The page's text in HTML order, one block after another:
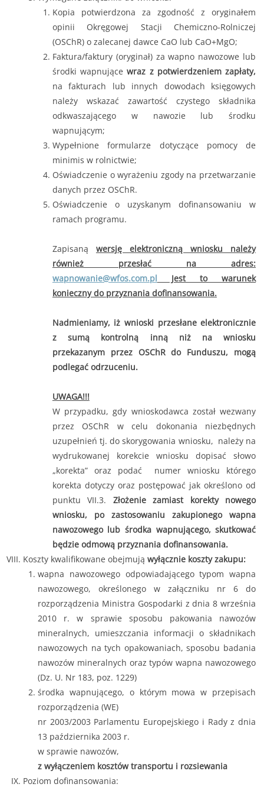
Kopia potwierdzona za zgodność z oryginałem
opinii Okręgowej Stacji Chemiczno-Rolniczej
(OSChR) o zalecanej dawce CaO lub CaO+MgO;
Faktura/faktury (oryginał) za wapno nawozowe lub
środki wapnującewraz z potwierdzeniem zapłaty,
na fakturach lub innych dowodach księgowych
należy wskazać zawartość czystego składnika
odkwaszającego w nawozie lub środku
wapnującym;
Wypełnione formularze dotyczące pomocy de
minimis w rolnictwie;
Oświadczenie o wyrażeniu zgody na przetwarzanie
danych przez OSChR.
Oświadczenie o uzyskanym dofinansowaniu w
ramach programu.
Zapisaną wersję elektroniczną wniosku należy
również przesłać na adres:
wapnowanie@wfos.com.pl Jest to warunek
konieczny do przyznania dofinansowania.
Nadmieniamy, iż wnioski przesłane elektronicznie
z sumą kontrolną inną niż na wniosku
przekazanym przez OSChR do Funduszu, mogą
podlegać odrzuceniu.
UWAGA!!!
W przypadku, gdy wnioskodawca został wezwany
przez OSChR w celu dokonania niezbędnych
uzupełnień tj. do skorygowania wniosku, należy na
wydrukowanej korekcie wniosku dopisać słowo
„korekta” oraz podać numer wniosku którego
korekta dotyczy oraz postępować jak określono od
punktu VII.3. Złożenie zamiast korekty nowego
wniosku, po zastosowaniu zakupionego wapna
nawozowego lub środka wapnującego, skutkować
będzie odmową przyznania dofinansowania.
Koszty kwalifikowane obejmują wyłącznie koszty zakupu:
wapna nawozowego odpowiadającego typom wapna
nawozowego, określonego w załączniku nr 6 do
rozporządzenia Ministra Gospodarki z dnia 8 września
2010 r. w sprawie sposobu pakowania nawozów
mineralnych, umieszczania informacji o składnikach
nawozowych na tych opakowaniach, sposobu badania
nawozów mineralnych oraz typów wapna nawozowego
(Dz. U. Nr 183, poz. 1229)
środka wapnującego, o którym mowa w przepisach
rozporządzenia (WE)
nr 2003/2003 Parlamentu Europejskiego i Rady z dnia
13 października 2003 r.
w sprawie nawozów,
z wyłączeniem kosztów transportu i rozsiewania
Poziom dofinansowania: